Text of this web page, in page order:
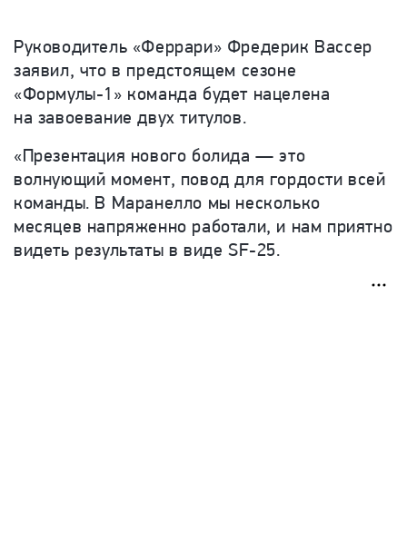
Руководитель «Феррари» Фредерик Вассер
заявил, что в предстоящем сезоне
«Формулы-1» команда будет нацелена
на завоевание двух титулов.
«Презентация нового болида — это
волнующий момент, повод для гордости всей
команды. В Маранелло мы несколько
месяцев напряженно работали, и нам приятно
видеть результаты в виде SF-25.